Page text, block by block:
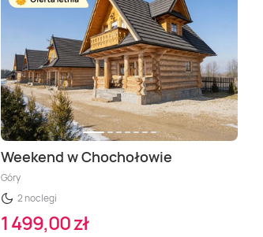
Weekend w Chochołowie
Góry
2 noclegi
1 499,00 zł